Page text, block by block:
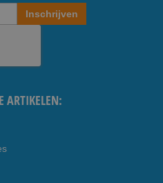
Inschrijven
ARTIKELEN: